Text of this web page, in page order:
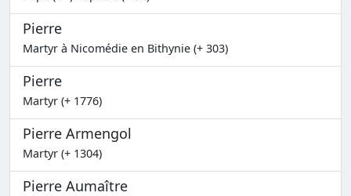
Pierre
Martyr à Nicomédie en Bithynie (+ 303)
Pierre
Martyr (+ 1776)
Pierre Armengol
Martyr (+ 1304)
Pierre Aumaître